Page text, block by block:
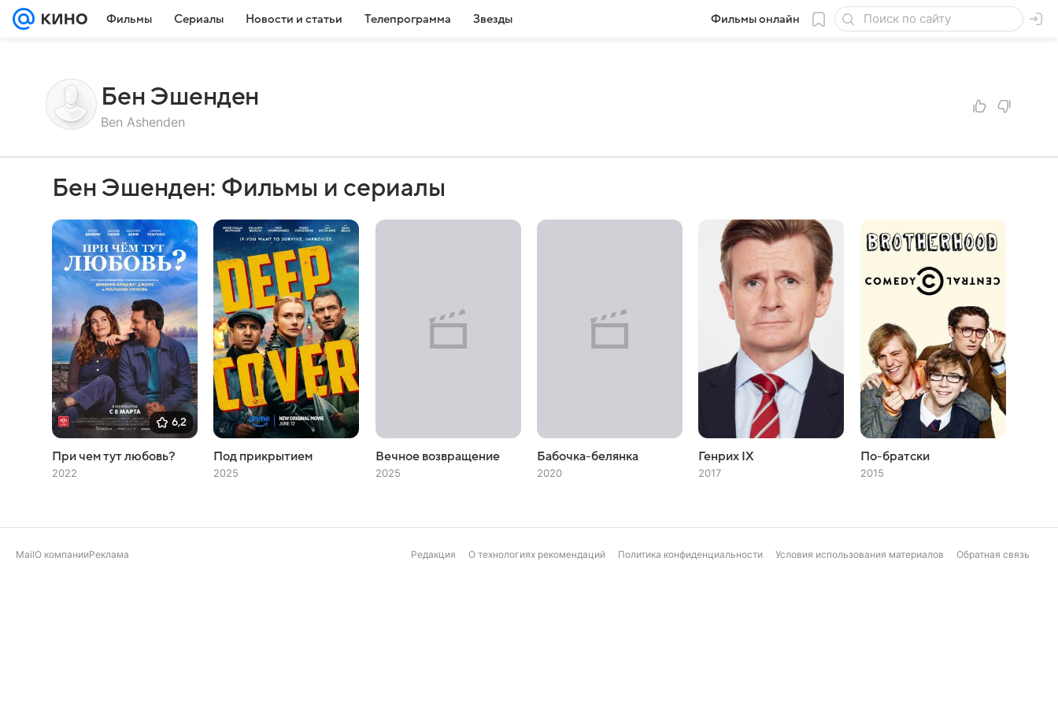
Фильмы Сериалы Новости и статьи Телепрограмма Звезды Фильмы онлайн
Бен Эшенден
Ben Ashenden
Бен Эшенден: Фильмы и сериалы
6,2
При чем тут любовь?
2022
Под прикрытием
2025
Вечное возвращение
2025
Бабочка-белянка
2020
Генрих IX
2017
По-братски
2015
MailО компанииРеклама Редакция О технологиях рекомендаций Политика конфиденциальности Условия использования материалов Обратная связь